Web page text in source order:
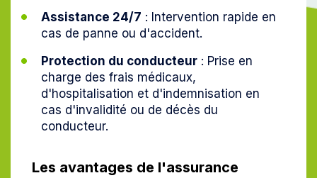
Assistance 24/7 : Intervention rapide en
cas de panne ou d'accident.
Protection du conducteur : Prise en
charge des frais médicaux,
d'hospitalisation et d'indemnisation en
cas d'invalidité ou de décès du
conducteur.
Les avantages de l'assurance